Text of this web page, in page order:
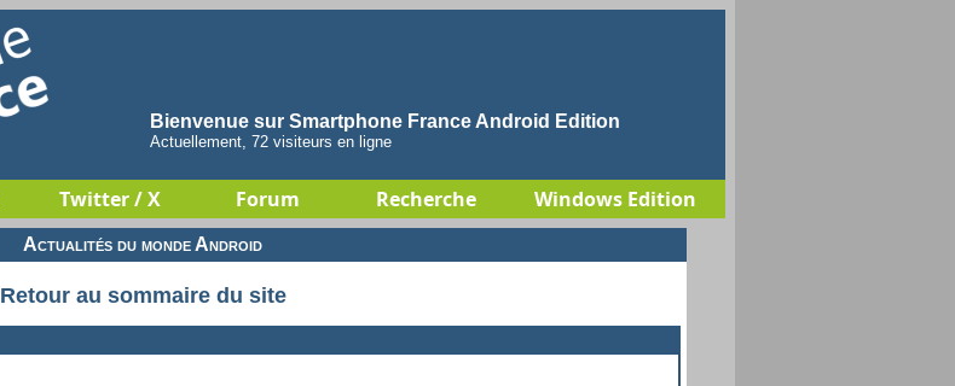
Bienvenue sur Smartphone France Android Edition
Actuellement, 72 visiteurs en ligne
Twitter / X Forum Recherche Windows Edition
Actualités du monde Android
Retour au sommaire du site